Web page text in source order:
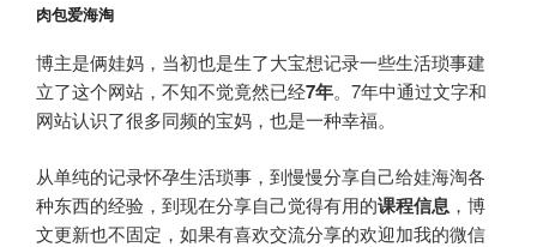
肉包爱海淘
博主是俩娃妈，当初也是生了大宝想记录一些生活琐事建
立了这个网站，不知不觉竟然已经7年。7年中通过文字和
网站认识了很多同频的宝妈，也是一种幸福。
从单纯的记录怀孕生活琐事，到慢慢分享自己给娃海淘各
种东西的经验，到现在分享自己觉得有用的课程信息 ，博
文更新也不固定，如果有喜欢交流分享的欢迎加我的微信